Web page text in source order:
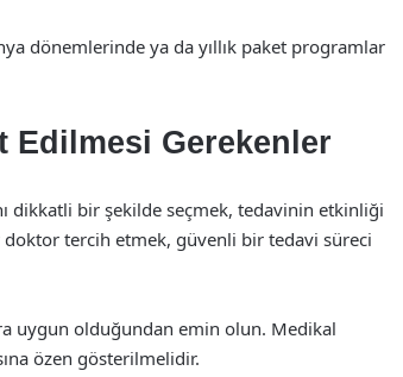
dönemlerinde ya da yıllık paket programlar
Edilmesi Gerekenler
dikkatli bir şekilde seçmek, tedavinin etkinliği
doktor tercih etmek, güvenli bir tedavi süreci
uygun olduğundan emin olun. Medikal
özen gösterilmelidir.